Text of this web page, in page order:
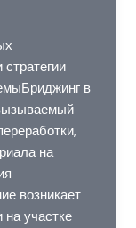
в
на
возникает
участке